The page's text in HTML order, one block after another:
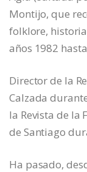
Montijo, que
folklore,
años 1982
Director de la
Calzada
la Revista de la
de Santiago
Ha pasado,